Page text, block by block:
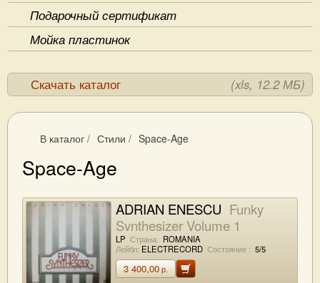
Подарочный сертификат
Мойка пластинок
Скачать каталог (xls, 12.2 МБ)
В каталог / Стили / Space-Age
Space-Age
ADRIAN ENESCU Funky
Synthesizer Volume 1
LP Страна: ROMANIA
Лейбл: ELECTRECORD Состояние : 5/5
3 400,00р.